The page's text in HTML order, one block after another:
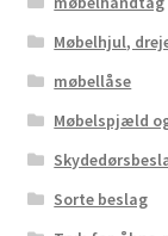
Møbelhjul,
møbellåse
Møbelspjæld
Sorte beslag